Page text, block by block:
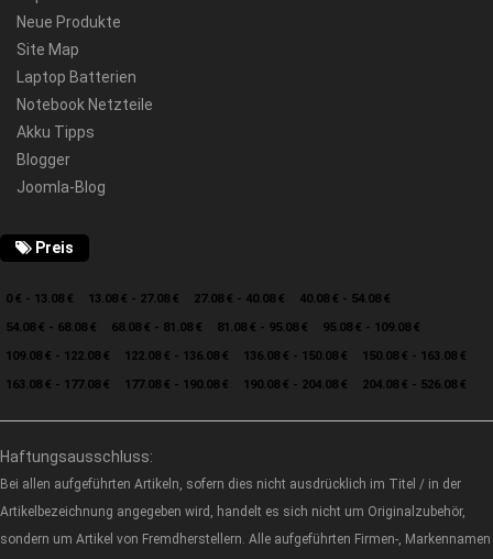
Neue Produkte
Site Map
Laptop Batterien
Notebook Netzteile
Akku Tipps
Blogger
Joomla-Blog
Preis
0 € - 13.08 € 13.08 € - 27.08 € 27.08 € - 40.08 €
40.08 € - 54.08 €
54.08 € - 68.08 €
68.08 € - 81.08 € 81.08 € - 95.08 €
95.08 € - 109.08 €
109.08 € - 122.08 €
122.08 € - 136.08 € 136.08 € - 150.08 €
150.08 € - 163.08 €
163.08 € - 177.08 €
177.08 € - 190.08 € 190.08 € - 204.08 € 204.08 € - 526.08 €
Haftungsausschluss:
Bei allen aufgeführten Artikeln, sofern dies nicht ausdrücklich im Titel / in der
Artikelbezeichnung angegeben wird, handelt es sich nicht um Originalzubehör,
sondern um Artikel von Fremdherstellern. Alle aufgeführten Firmen-, Markennamen